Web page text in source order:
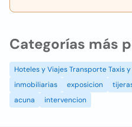
Categorías más
Hoteles y Viajes Transporte Taxis y
inmobiliarias
exposicion
acuna
intervencion